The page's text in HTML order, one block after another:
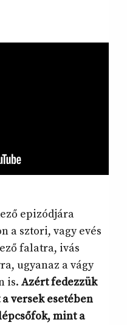
epizódjára
a sztori, vagy evés
falatra, ivás
ugyanaz a vágy
is. Azért fedezzük
versek esetében
mint a